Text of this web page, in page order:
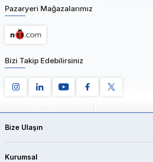
Pazaryeri Mağazalarımız
Bizi Takip Edebilirsiniz
Bize Ulaşın
Kurumsal